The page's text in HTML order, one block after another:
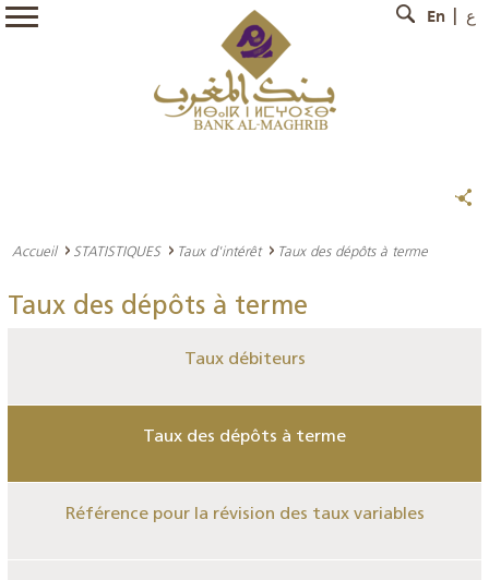
En ع
Accueil STATISTIQUES Taux d'intérêt Taux des dépôts à terme
Taux des dépôts à terme
Taux débiteurs
Taux des dépôts à terme
Référence pour la révision des taux variables